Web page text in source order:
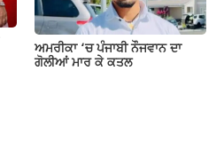
ਅਮਰੀਕਾ ‘ਚ ਪੰਜਾਬੀ ਨੌਜਵਾਨ ਦਾ
ਗੋਲੀਆਂ ਮਾਰ ਕੇ ਕਤਲ